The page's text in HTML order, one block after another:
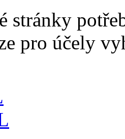
stránky
pro účely